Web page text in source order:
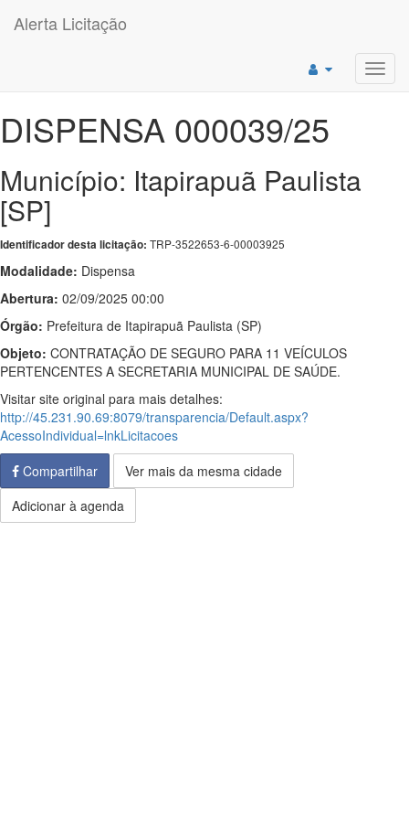
Alerta Licitação
DISPENSA 000039/25
Município: Itapirapuã Paulista
[SP]
Identificador desta licitação: TRP-3522653-6-00003925
Modalidade: Dispensa
Abertura: 02/09/2025 00:00
Órgão: Prefeitura de Itapirapuã Paulista (SP)
Objeto: CONTRATAÇÃO DE SEGURO PARA 11 VEÍCULOS
PERTENCENTES A SECRETARIA MUNICIPAL DE SAÚDE.
Visitar site original para mais detalhes:
http://45.231.90.69:8079/transparencia/Default.aspx?
AcessoIndividual=lnkLicitacoes
Compartilhar
Ver mais da mesma cidade
Adicionar à agenda